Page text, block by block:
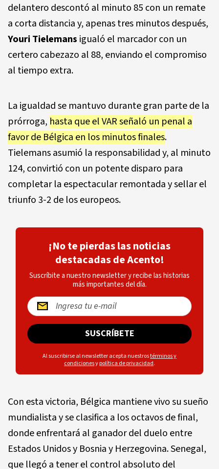
delantero descontó al minuto 85 con un remate
a corta distancia y, apenas tres minutos después,
Youri Tielemans igualó el marcador con un
certero cabezazo al 88, enviando el compromiso
al tiempo extra.
La igualdad se mantuvo durante gran parte de la
prórroga, hasta que el VAR señaló un penal a
favor de Bélgica en los minutos finales.
Tielemans asumió la responsabilidad y, al minuto
124, convirtió con un potente disparo para
completar la espectacular remontada y sellar el
triunfo 3-2 de los europeos.
¡No te pierdas las noticias
destacadas de Acento!
Suscríbite a nuestro newsletter y recibe las historias
más importantes del día.
SUSCRÍBETE
Al suscribirse al newsletter acepta nuestrostérminos y
condicionesypolítica de privacidad.
Con esta victoria, Bélgica mantiene vivo su sueño
mundialista y se clasifica a los octavos de final,
donde enfrentará al ganador del duelo entre
Estados Unidos y Bosnia y Herzegovina. Senegal,
que llegó a tener el control absoluto del